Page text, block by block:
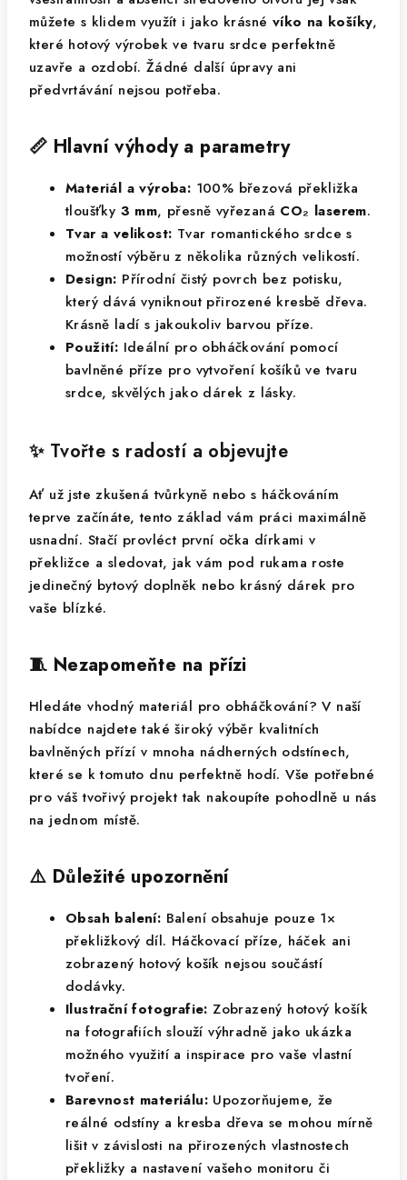
můžete s klidem využít i jako krásné víko na košíky,
které hotový výrobek ve tvaru srdce perfektně
uzavře a ozdobí. Žádné další úpravy ani
předvrtávání nejsou potřeba.
📏 Hlavní výhody a parametry
Materiál a výroba: 100% březová překližka
tloušťky 3 mm, přesně vyřezaná CO₂ laserem.
Tvar a velikost: Tvar romantického srdce s
možností výběru z několika různých velikostí.
Design: Přírodní čistý povrch bez potisku,
který dává vyniknout přirozené kresbě dřeva.
Krásně ladí s jakoukoliv barvou příze.
Použití: Ideální pro obháčkování pomocí
bavlněné příze pro vytvoření košíků ve tvaru
srdce, skvělých jako dárek z lásky.
✨ Tvořte s radostí a objevujte
Ať už jste zkušená tvůrkyně nebo s háčkováním
teprve začínáte, tento základ vám práci maximálně
usnadní. Stačí provléct první očka dírkami v
překližce a sledovat, jak vám pod rukama roste
jedinečný bytový doplněk nebo krásný dárek pro
vaše blízké.
🧵 Nezapomeňte na přízi
Hledáte vhodný materiál pro obháčkování? V naší
nabídce najdete také široký výběr kvalitních
bavlněných přízí v mnoha nádherných odstínech,
které se k tomuto dnu perfektně hodí. Vše potřebné
pro váš tvořivý projekt tak nakoupíte pohodlně u nás
na jednom místě.
⚠️ Důležité upozornění
Obsah balení: Balení obsahuje pouze 1×
překližkový díl. Háčkovací příze, háček ani
zobrazený hotový košík nejsou součástí
dodávky.
Ilustrační fotografie: Zobrazený hotový košík
na fotografiích slouží výhradně jako ukázka
možného využití a inspirace pro vaše vlastní
tvoření.
Barevnost materiálu: Upozorňujeme, že
reálné odstíny a kresba dřeva se mohou mírně
lišit v závislosti na přirozených vlastnostech
překližky a nastavení vašeho monitoru či